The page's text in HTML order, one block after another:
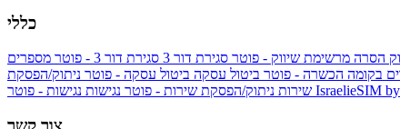
כללי
הסרה מרשימת שיווק - פוטר סגירת דור 3 סגירת דור 3 - פוטר
מספרים
בקומה הכשרה - פוטר ביטול עסקה ביטול עסקה - פוטר ניתוק/הפסקת
שירות ניתוק/הפסקת שירות - פוטר נגישות IsraelieSIM